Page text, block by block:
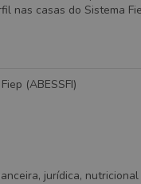
nas casas do Sistema
(ABESSFI)
jurídica,